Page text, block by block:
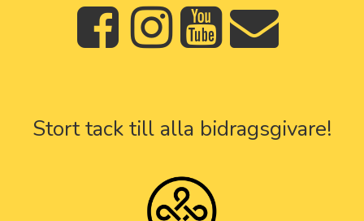
Stort tack till alla bidragsgivare!